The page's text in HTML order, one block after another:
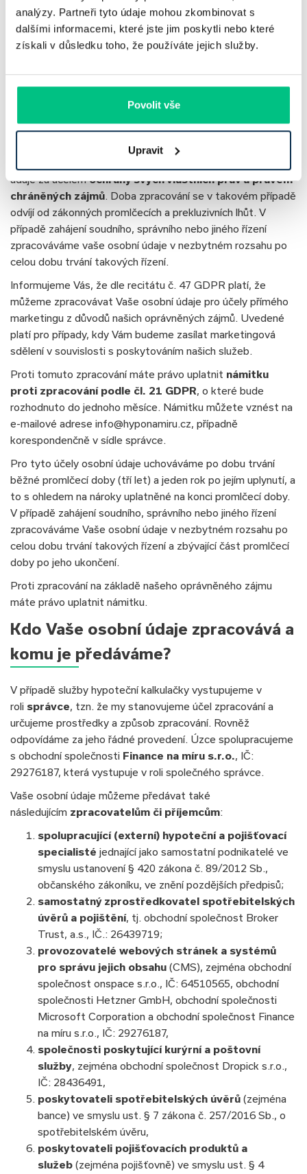
analýzy. Partneři tyto údaje mohou zkombinovat s
dalšími informacemi, které jste jim poskytli nebo které
získali v důsledku toho, že používáte jejich služby.
Povolit vše
Upravit
Zpracování na základě oprávněného zájmu
nezbytné pro účely oprávněných zájmů příslušného správce
či třetí strany, kromě případů, kdy před těmito zájmy mají
přednost zájmy nebo základní práva a svobody subjektu
údajů vyžadující ochranu osobních údajů, zejména pokud je
údaje za účelemochrany svých vlastních práv a právem
chráněných zájmů. Doba zpracování se v takovém případě
odvíjí od zákonných promlčecích a prekluzivních lhůt. V
případě zahájení soudního, správního nebo jiného řízení
zpracováváme vaše osobní údaje v nezbytném rozsahu po
celou dobu trvání takových řízení.
Informujeme Vás, že dle recitátu č. 47 GDPR platí, že
můžeme zpracovávat Vaše osobní údaje pro účely přímého
marketingu z důvodů našich oprávněných zájmů. Uvedené
platí pro případy, kdy Vám budeme zasílat marketingová
sdělení v souvislosti s poskytováním našich služeb.
Proti tomuto zpracování máte právo uplatnit námitku
proti zpracování podle čl. 21 GDPR, o které bude
rozhodnuto do jednoho měsíce. Námitku můžete vznést na
e-mailové adrese info@hyponamiru.cz, případně
korespondenčně v sídle správce.
Pro tyto účely osobní údaje uchováváme po dobu trvání
běžné promlčecí doby (tří let) a jeden rok po jejím uplynutí, a
to s ohledem na nároky uplatněné na konci promlčecí doby.
V případě zahájení soudního, správního nebo jiného řízení
zpracováváme Vaše osobní údaje v nezbytném rozsahu po
celou dobu trvání takových řízení a zbývající část promlčecí
doby po jeho ukončení.
Proti zpracování na základě našeho oprávněného zájmu
máte právo uplatnit námitku.
Kdo Vaše osobní údaje zpracovává a
komu je předáváme?
V případě služby hypoteční kalkulačky vystupujeme v
roli správce, tzn. že my stanovujeme účel zpracování a
určujeme prostředky a způsob zpracování. Rovněž
odpovídáme za jeho řádné provedení. Úzce spolupracujeme
s obchodní společnosti Finance na míru s.r.o., IČ:
29276187, která vystupuje v roli společného správce.
Vaše osobní údaje můžeme předávat také
následujícím zpracovatelům či příjemcům:
spolupracující (externí) hypoteční a pojišťovací
specialisté jednající jako samostatní podnikatelé ve
smyslu ustanovení § 420 zákona č. 89/2012 Sb.,
občanského zákoníku, ve znění pozdějších předpisů;
samostatný zprostředkovatel spotřebitelských
úvěrů a pojištění, tj. obchodní společnost Broker
Trust, a.s., IČ.: 26439719;
provozovatelé webových stránek a systémů
pro správu jejich obsahu (CMS), zejména obchodní
společnost onspace s.r.o., IČ: 64510565, obchodní
společnosti Hetzner GmbH, obchodní společnosti
Microsoft Corporation a obchodní společnost Finance
na míru s.r.o., IČ: 29276187,
společnosti poskytující kurýrní a poštovní
služby, zejména obchodní společnost Dropick s.r.o.,
IČ: 28436491,
poskytovateli spotřebitelských úvěrů (zejména
bance) ve smyslu ust. § 7 zákona č. 257/2016 Sb., o
spotřebitelském úvěru,
poskytovateli pojišťovacích produktů a
služeb (zejména pojišťovně) ve smyslu ust. § 4